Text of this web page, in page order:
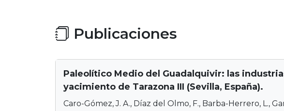
Publicaciones
Paleolítico Medio del Guadalquivir: las
yacimiento de Tarazona III (Sevilla, España).
Caro-Gómez, J. A., Díaz del Olmo, F., Barba-Herrero, L.,